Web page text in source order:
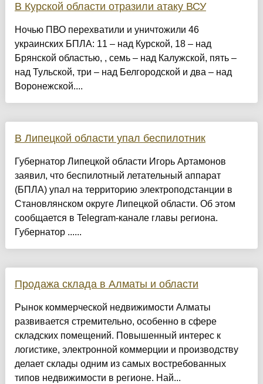
В Курской области отразили атаку ВСУ
Ночью ПВО перехватили и уничтожили 46
украинских БПЛА: 11 – над Курской, 18 – над
Брянской областью, , семь – над Калужской, пять –
над Тульской, три – над Белгородской и два – над
Воронежской....
В Липецкой области упал беспилотник
Губернатор Липецкой области Игорь Артамонов
заявил, что беспилотный летательный аппарат
(БПЛА) упал на территорию электроподстанции в
Становлянском округе Липецкой области. Об этом
сообщается в Telegram-канале главы региона.
Губернатор ......
Продажа склада в Алматы и области
Рынок коммерческой недвижимости Алматы
развивается стремительно, особенно в сфере
складских помещений. Повышенный интерес к
логистике, электронной коммерции и производству
делает склады одним из самых востребованных
типов недвижимости в регионе. Най...